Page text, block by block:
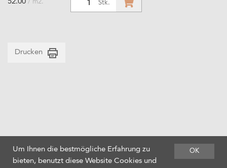
Stk.
52.00 / m2.
Drucken
OK
Um Ihnen die bestmögliche Erfahrung zu
bieten, benutzt diese Website Cookies und